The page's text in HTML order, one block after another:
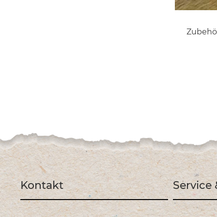
Kontakt Service